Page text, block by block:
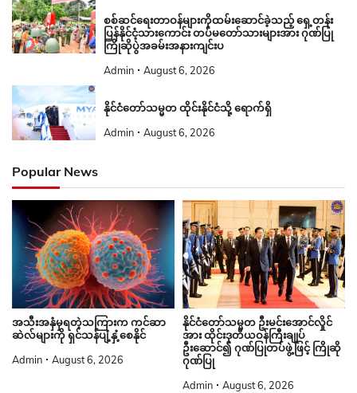
စစ်ဆင်ရေးတာဝန်များကိုထမ်းဆောင်ခဲ့သည့် ရှေ့တန်း
ပြန်နိုင်ငံ့သားကောင်း တပ်မတော်သားများအား ဂုဏ်ပြု
ကြိုဆိုပွဲအခမ်းအနားကျင်းပ
Admin August 6, 2026
နိုင်ငံတော်သမ္မတ ထိုင်းနိုင်ငံသို့ ရောက်ရှိ
Admin August 6, 2026
Popular News
အသီးအနှံမှရတဲ့သကြားက ကင်ဆာ
ဆဲလ်များကို ရှင်သန်ပျံ့နှံ့စေနိုင်
Admin August 6, 2026
နိုင်ငံတော်သမ္မတ ဦးမင်းအောင်လှိုင်
အား ထိုင်းဒုတိယဝန်ကြီးချုပ်
ဦးဆောင်၍ ဂုဏ်ပြုတပ်ဖွဲ့ဖြင့် ကြိုဆို
ဂုဏ်ပြု
Admin August 6, 2026